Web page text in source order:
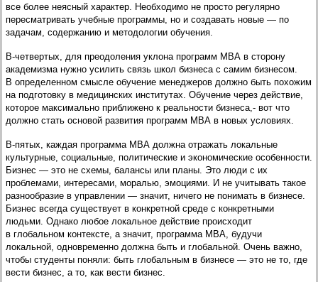
все более неясный характер. Необходимо не просто регулярно
пересматривать учебные программы, но и создавать новые — по
задачам, содержанию и методологии обучения.
В-четвертых, для преодоления уклона программ МВА в сторону
академизма нужно усилить связь школ бизнеса с самим бизнесом.
В определенном смысле обучение менеджеров должно быть похожим
на подготовку в медицинских институтах. Обучение через действие,
которое максимально приближено к реальности бизнеса,- вот что
должно стать основой развития программ МВА в новых условиях.
В-пятых, каждая программа МВА должна отражать локальные
культурные, социальные, политические и экономические особенности.
Бизнес — это не схемы, балансы или планы. Это люди с их
проблемами, интересами, моралью, эмоциями. И не учитывать такое
разнообразие в управлении — значит, ничего не понимать в бизнесе.
Бизнес всегда существует в конкретной среде с конкретными
людьми. Однако любое локальное действие происходит
в глобальном контексте, а значит, программа МВА, будучи
локальной, одновременно должна быть и глобальной. Очень важно,
чтобы студенты поняли: быть глобальным в бизнесе — это не то, где
вести бизнес, а то, как вести бизнес.